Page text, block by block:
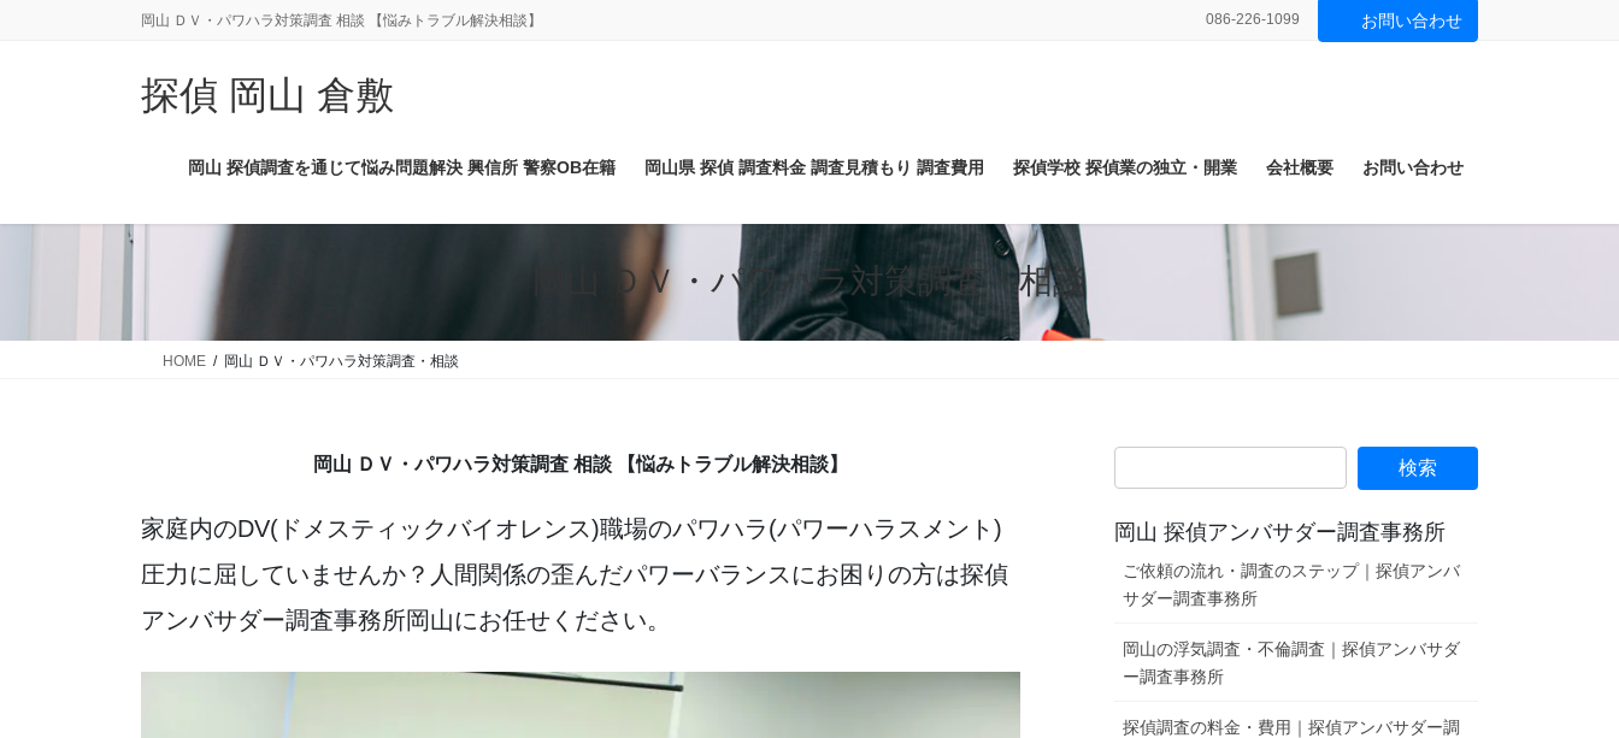
岡山 ＤＶ・パワハラ対策調査 相談 【悩みトラブル解決相談】 086-226-1099 お問い合わせ
探偵 岡山 倉敷
岡山 探偵調査を通じて悩み問題解決 興信所 警察OB在籍 岡山県 探偵 調査料金 調査見積もり 調査費用 探偵学校 探偵業の独立・開業 会社概要 お問い合わせ
岡山 ＤＶ・パワハラ対策調査・相談
HOME 岡山 ＤＶ・パワハラ対策調査・相談
岡山 ＤＶ・パワハラ対策調査 相談 【悩みトラブル解決相談】
家庭内のDV(ドメスティックバイオレンス)職場のパワハラ(パワーハラスメント)
圧力に屈していませんか？人間関係の歪んだパワーバランスにお困りの方は探偵
アンバサダー調査事務所岡山にお任せください。
岡山 探偵アンバサダー調査事務所
ご依頼の流れ・調査のステップ｜探偵アンバ
サダー調査事務所
岡山の浮気調査・不倫調査｜探偵アンバサダ
ー調査事務所
探偵調査の料金・費用｜探偵アンバサダー調